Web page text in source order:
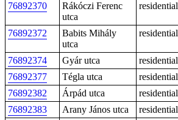
76892370
Rákóczi Ferenc
utca
residential
76892372
Babits Mihály
utca
residential
76892374 Gyár utca
residential
76892377
Tégla utca residential
76892382
Árpád utca
residential
76892383
Arany János utca
residential